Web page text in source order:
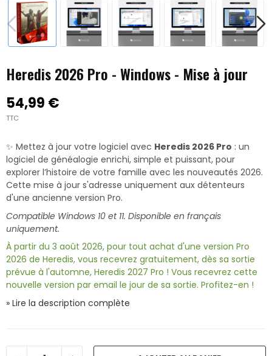
Heredis 2026 Pro - Windows - Mise à jour
54,99 €
TTC
✨ Mettez à jour votre logiciel avec Heredis 2026 Pro : un
logiciel de généalogie enrichi, simple et puissant, pour
explorer l’histoire de votre famille avec les nouveautés 2026.
Cette mise à jour s'adresse uniquement aux détenteurs
d'une ancienne version Pro.
Compatible Windows 10 et 11. Disponible en français
uniquement.
À partir du 3 août 2026, pour tout achat d'une version Pro
2026 de Heredis, vous recevrez gratuitement, dès sa sortie
prévue à l'automne, Heredis 2027 Pro ! Vous recevrez cette
nouvelle version par email le jour de sa sortie. Profitez-en !
» Lire la description complète